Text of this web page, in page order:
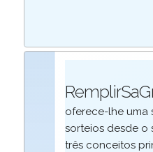
oferece-lhe uma
sorteios desde o
três conceitos